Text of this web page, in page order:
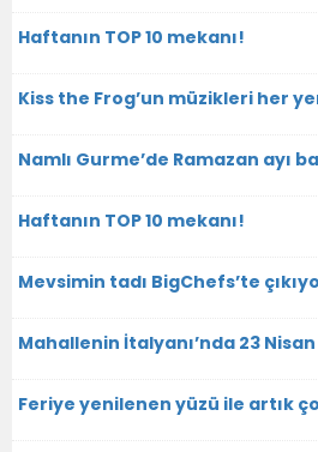
Haftanın TOP 10 mekanı!
Kiss the Frog’un müzikleri her
Namlı Gurme’de Ramazan ayı
Haftanın TOP 10 mekanı!
Mevsimin tadı BigChefs’te
Mahallenin İtalyanı’nda 23
Feriye yenilenen yüzü ile artık